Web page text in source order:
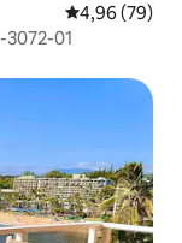
4,96 de uma
4,96 (79)
3072-01